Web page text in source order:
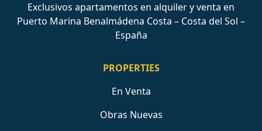
Exclusivos apartamentos en alquiler y venta en
Puerto Marina Benalmádena Costa – Costa del Sol –
España
PROPERTIES
En Venta
Obras Nuevas